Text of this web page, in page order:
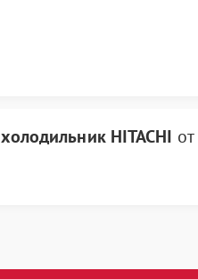
холодильник HITACHI от